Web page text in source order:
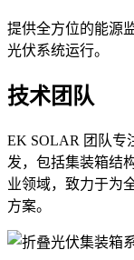
提供全方位的能源
光伏系统运行。
技术团队
EK SOLAR 团队专
发，包括集装箱结
业领域，致力于为
方案。